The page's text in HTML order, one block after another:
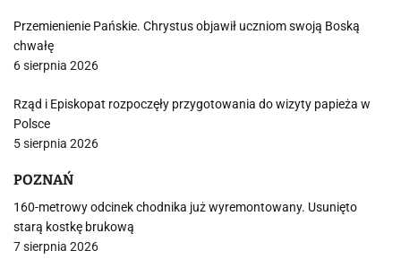
Przemienienie Pańskie. Chrystus objawił uczniom swoją Boską
chwałę
6 sierpnia 2026
Rząd i Episkopat rozpoczęły przygotowania do wizyty papieża w
Polsce
5 sierpnia 2026
POZNAŃ
160-metrowy odcinek chodnika już wyremontowany. Usunięto
starą kostkę brukową
7 sierpnia 2026